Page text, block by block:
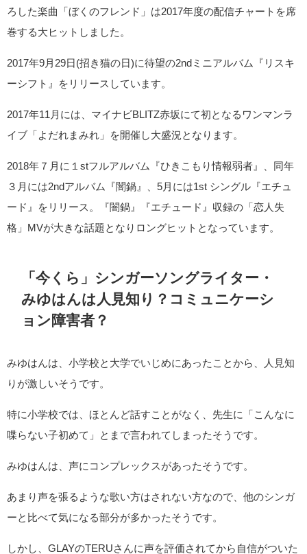
ろした楽曲「ぼくのフレンド」は2017年度の配信チャートを席
巻する大ヒットしました。
2017年9月29日(招き猫の日)に待望の2ndミニアルバム『リスキ
ーシフト』をリリースしています。
2017年11月には、マイナビBLITZ赤坂にて初となるワンマンラ
イブ「よだれまみれ」を開催し大盛況となります。
2018年７月に１stフルアルバム『ひきこもり情報弱者』、同年
３月には2ndアルバム『闇鍋』、5月には1st シングル『エチュ
ード』をリリース。『闇鍋』『エチュード』収録の「恋人失
格」MVが大きな話題となりロングヒットとなっています。
「今くら」シンガーソングライター・
みゆはんは人見知り？コミュニケーシ
ョン障害者？
みゆはんは、小学校と大学でいじめにあったことから、人見知
りが激しいそうです。
特に小学校では、ほとんど話すことがなく、先生に「こんなに
喋らない子初めて」とまで言われてしまったそうです。
みゆはんは、声にコンプレックスがあったそうです。
あまり声を張るような歌い方はされない方なので、他のシンガ
ーと比べて気になる部分が多かったそうです。
しかし、GLAYのTERUさんに声を評価されてから自信がついた